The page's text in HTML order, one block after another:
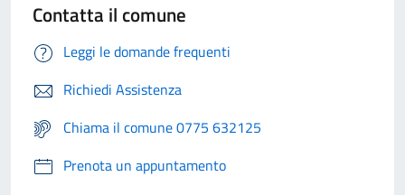
Contatta il comune
Leggi le domande frequenti
Richiedi Assistenza
Chiama il comune 0775 632125
Prenota un appuntamento